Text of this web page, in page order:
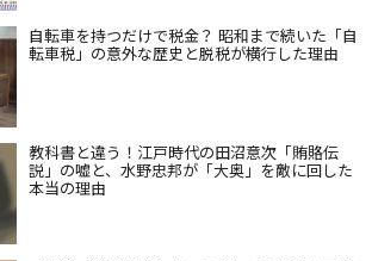
自転車を持つだけで税金？ 昭和まで続いた「自
転車税」の意外な歴史と脱税が横行した理由
教科書と違う！江戸時代の田沼意次「賄賂伝
説」の嘘と、水野忠邦が「大奥」を敵に回した
本当の理由